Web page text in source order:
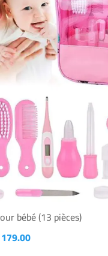
(Kit de toilettage pour bébé (13 pièces
179.00